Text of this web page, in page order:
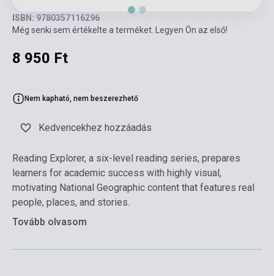
ISBN: 9780357116296
Még senki sem értékelte a terméket. Legyen Ön az első!
8 950 Ft
Nem kapható, nem beszerezhető
Kedvencekhez hozzáadás
Reading Explorer, a six-level reading series, prepares
learners for academic success with highly visual,
motivating National Geographic content that features real
people, places, and stories.
Tovább olvasom